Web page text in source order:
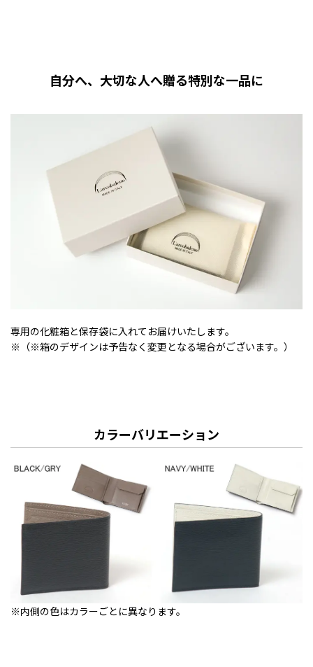
自分へ、大切な人へ贈る特別な一品に
専用の化粧箱と保存袋に入れてお届けいたします。
※（※箱のデザインは予告なく変更となる場合がございます。）
カラーバリエーション
※内側の色はカラーごとに異なります。